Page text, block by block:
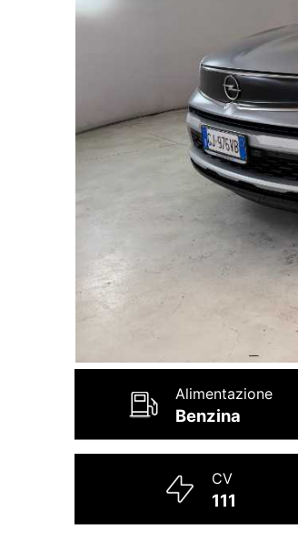
Alimentazione
Benzina
CV
111